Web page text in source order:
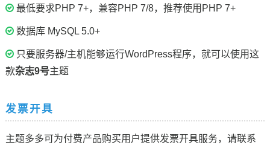
最低要求PHP 7+，兼容PHP 7/8，推荐使用PHP 7+
数据库 MySQL 5.0+
只要服务器/主机能够运行WordPress程序，就可以使用这
款杂志9号主题
发票开具
主题多多可为付费产品购买用户提供发票开具服务，请联系